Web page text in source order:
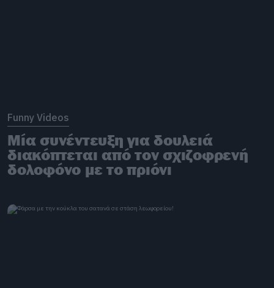
Funny Videos
Μία συνέντευξη για δουλειά
διακόπτεται από τον σχιζοφρενή
δολοφόνο με το πριόνι